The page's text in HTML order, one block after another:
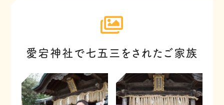
愛宕神社で七五三をされたご家族